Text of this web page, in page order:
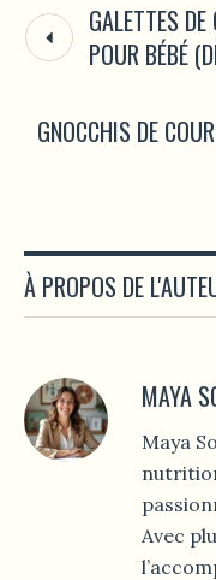
GALETTES
POUR BÉBÉ
GNOCCHIS DE
À PROPOS DE
MAYA
Maya
Avec